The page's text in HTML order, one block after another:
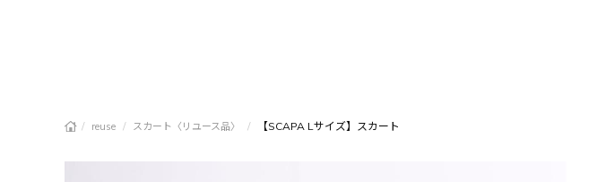
/ reuse / スカート〈リユース品〉 / 【SCAPA Lサイズ】スカート